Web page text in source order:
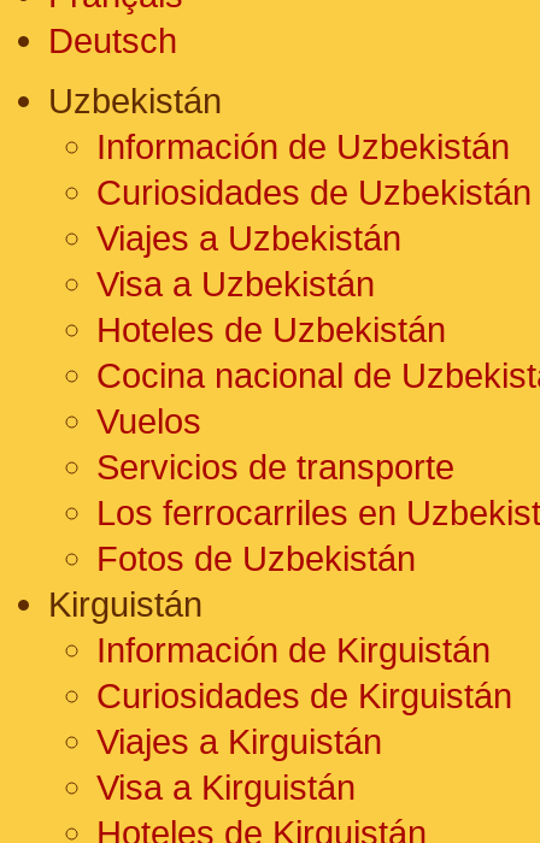
Deutsch
Uzbekistán
Información de Uzbekistán
Curiosidades de Uzbekistán
Viajes a Uzbekistán
Visa a Uzbekistán
Hoteles de Uzbekistán
Cocina nacional de
Vuelos
Servicios de transporte
Los ferrocarriles en
Fotos de Uzbekistán
Kirguistán
Información de Kirguistán
Curiosidades de Kirguistán
Viajes a Kirguistán
Visa a Kirguistán
Hoteles de Kirguistán